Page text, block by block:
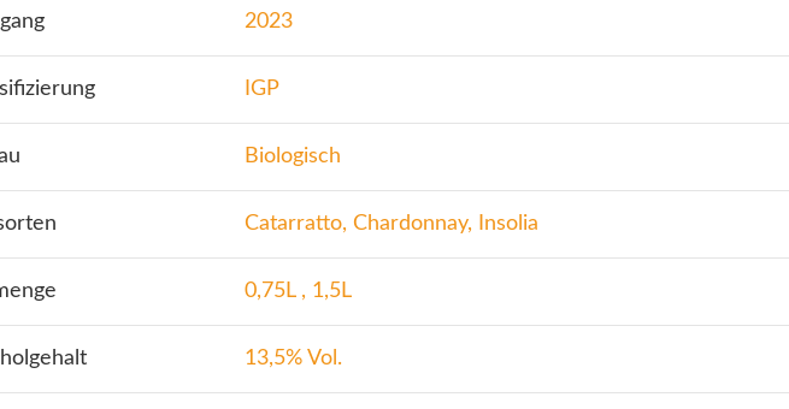
2023
IGP
Biologisch
Catarratto, Chardonnay, Insolia
0,75L , 1,5L
13,5% Vol.